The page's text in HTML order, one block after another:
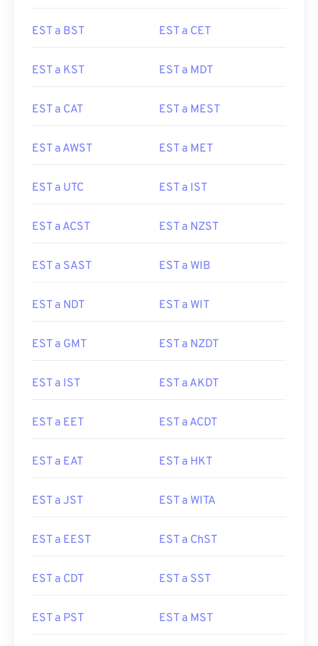
EST a BST EST a CET
EST a KST EST a MDT
EST a CAT EST a MEST
EST a AWST EST a MET
EST a UTC EST a IST
EST a ACST EST a NZST
EST a SAST EST a WIB
EST a NDT EST a WIT
EST a GMT EST a NZDT
EST a IST EST a AKDT
EST a EET EST a ACDT
EST a EAT EST a HKT
EST a JST EST a WITA
EST a EEST EST a ChST
EST a CDT EST a SST
EST a PST EST a MST